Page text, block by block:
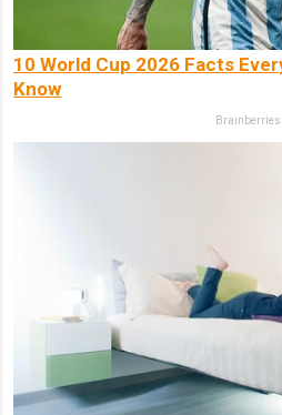
10 World Cup 2026 Facts
Know
Brainberries